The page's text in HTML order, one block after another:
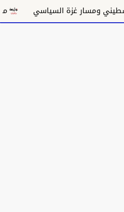
غزة السياسي مكانة